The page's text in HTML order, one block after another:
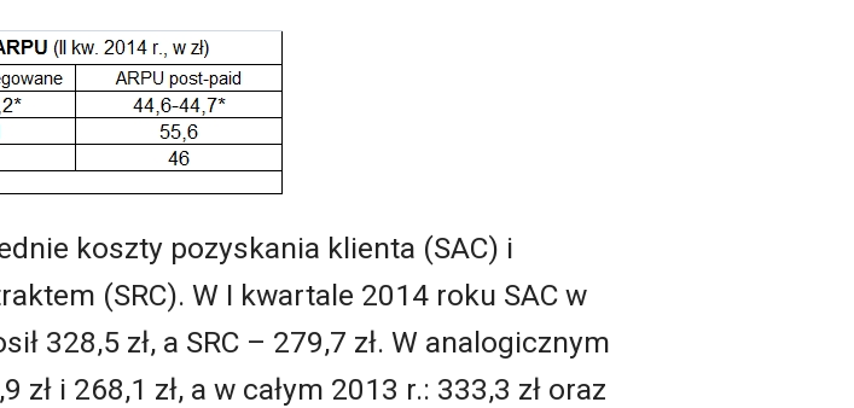
koszty pozyskania klienta (SAC) i
(SRC). W I kwartale 2014 roku SAC w
328,5 zł, a SRC – 279,7 zł. W analogicznym
i 268,1 zł, a w całym 2013 r.: 333,3 zł oraz